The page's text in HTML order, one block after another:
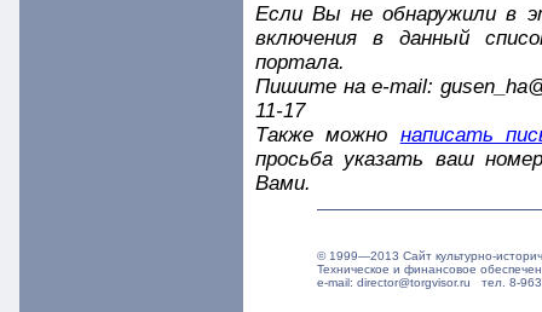
Если Вы не обнаружили в
включения в данный
портала.
Пишите на e-mail:
11-17
Также можно написать
просьба указать ваш
Вами.
© 1999—2013 Сайт культурно-
Техническое и финансовое
e-mail: director@torgvisor.ru тел. 8-